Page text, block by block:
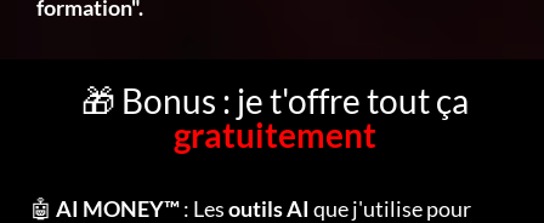
formation".
🎁 Bonus : je t'offre tout ça
gratuitement
🤖 AI MONEY™: Lesoutils AI que j'utilise pour